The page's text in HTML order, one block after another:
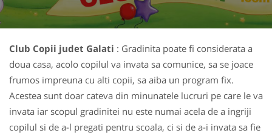
Club Copii judet Galati : Gradinita poate fi considerata a
doua casa, acolo copilul va invata sa comunice, sa se joace
frumos impreuna cu alti copii, sa aiba un program fix.
Acestea sunt doar cateva din minunatele lucruri pe care le va
invata iar scopul gradinitei nu este numai acela de a ingriji
copilul si de a-l pregati pentru scoala, ci si de a-i invata sa fie